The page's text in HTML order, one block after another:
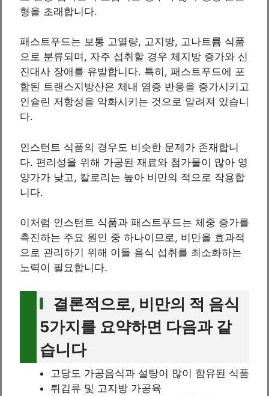
형을 초래합니다.
패스트푸드는 보통 고열량, 고지방, 고나트륨 식품
으로 분류되며, 자주 섭취할 경우 체지방 증가와 신
진대사 장애를 유발합니다. 특히, 패스트푸드에 포
함된 트랜스지방산은 체내 염증 반응을 증가시키고
인슐린 저항성을 악화시키는 것으로 알려져 있습니
다.
인스턴트 식품의 경우도 비슷한 문제가 존재합니
다. 편리성을 위해 가공된 재료와 첨가물이 많아 영
양가가 낮고, 칼로리는 높아 비만의 적으로 작용합
니다.
이처럼 인스턴트 식품과 패스트푸드는 체중 증가를
촉진하는 주요 원인 중 하나이므로, 비만을 효과적
으로 관리하기 위해 이들 음식 섭취를 최소화하는
노력이 필요합니다.
결론적으로, 비만의 적 음식
5가지를 요약하면 다음과 같
습니다
고당도 가공음식과 설탕이 많이 함유된 식품
튀김류 및 고지방 가공육